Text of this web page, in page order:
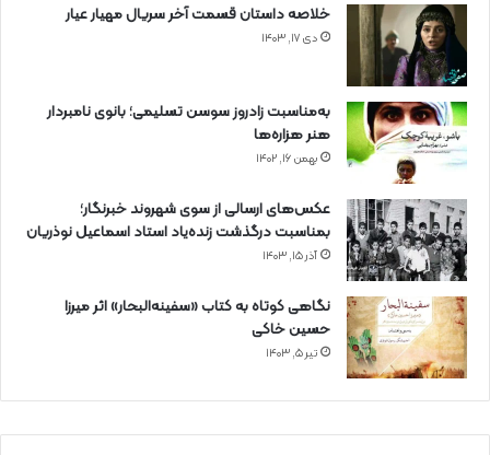
خلاصه داستان قسمت آخر سریال مهیار عیار
دی ۱۷, ۱۴۰۳
به‌مناسبت زادروز سوسن تسلیمی؛ بانوی نامبردار
هنر هزاره‌ها
بهمن ۱۶, ۱۴۰۲
عکس‌های ارسالی از سوی شهروند خبرنگار؛
بمناسبت درگذشت زنده‌یاد استاد اسماعیل نوذریان
آذر ۱۵, ۱۴۰۳
نگاهی کوتاه به کتاب «سفینه‌البحار» اثر میرزا
حسین خاکی
تیر ۵, ۱۴۰۳